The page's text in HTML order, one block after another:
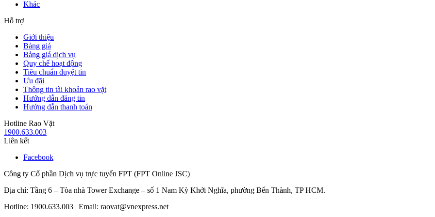
Khác
Hỗ trợ
Giới thiệu
Bảng giá
Bảng giá dịch vụ
Quy chế hoạt động
Tiêu chuẩn duyệt tin
Ưu đãi
Thông tin tài khoản rao vặt
Hướng dẫn đăng tin
Hướng dẫn thanh toán
Hotline Rao Vặt
1900.633.003
Liên kết
Facebook
Công ty Cổ phần Dịch vụ trực tuyến FPT (FPT Online JSC)
Địa chỉ: Tầng 6 – Tòa nhà Tower Exchange – số 1 Nam Kỳ Khởi Nghĩa, phường Bến Thành, TP HCM.
Hotline: 1900.633.003 | Email: raovat@vnexpress.net